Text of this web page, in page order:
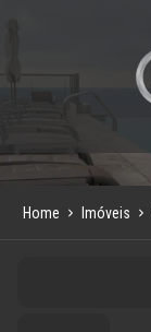
Home Imóveis